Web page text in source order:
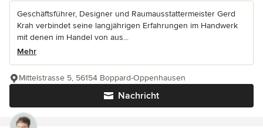
Geschäftsführer, Designer und Raumausstattermeister Gerd
Krah verbindet seine langjährigen Erfahrungen im Handwerk
mit denen im Handel von aus...
Mehr
Nachricht
Mittelstrasse 5, 56154 Boppard-Oppenhausen